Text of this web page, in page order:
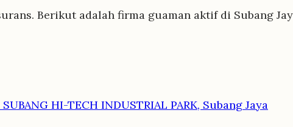
Berikut adalah firma guaman aktif di Subang
HI-TECH INDUSTRIAL PARK, Subang Jaya